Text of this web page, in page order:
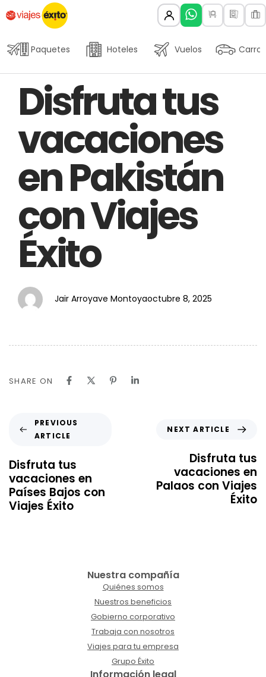
Paquetes Hoteles Vuelos Carros
IN:
Disfruta tus
vacaciones
en Pakistán
con Viajes
Éxito
Jair Arroyave Montoya
on:
octubre 8, 2025
SHARE ON
PREVIOUS
ARTICLE
Disfruta tus
vacaciones en
Países Bajos con
Viajes Éxito
NEXT ARTICLE
Disfruta tus
vacaciones en
Palaos con Viajes
Éxito
Nuestra compañía
Quiénes somos
Nuestros beneficios
Gobierno corporativo
Trabaja con nosotros
Viajes para tu empresa
Grupo Éxito
Información legal